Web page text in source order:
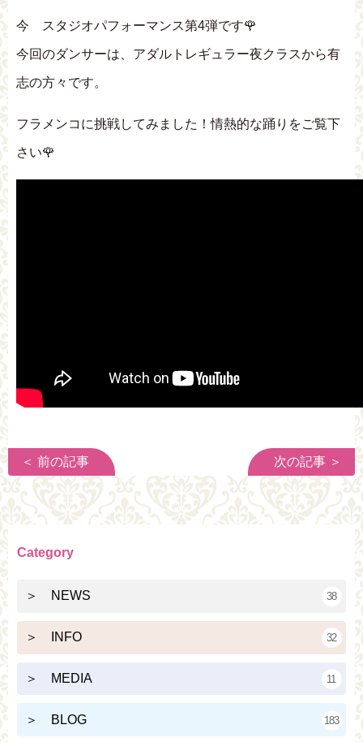
今 スタジオパフォーマンス第4弾です🌹
今回のダンサーは、アダルトレギュラー夜クラスから有
志の方々です。
フラメンコに挑戦してみました！情熱的な踊りをご覧下
さい🌹
＜ 前の記事 次の記事 ＞
Category
＞ NEWS 38
＞ INFO 32
＞ MEDIA 11
＞ BLOG 183